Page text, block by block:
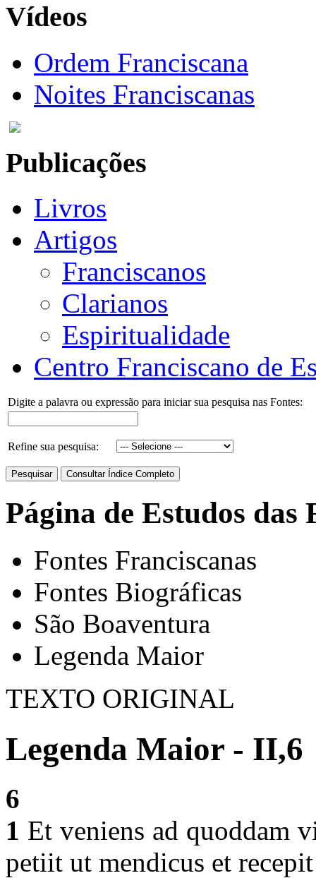
Vídeos
Ordem Franciscana
Noites Franciscanas
Publicações
Livros
Artigos
Franciscanos
Clarianos
Espiritualidade
Centro Franciscano de
Digite a palavra ou expressão para iniciar sua pesquisa nas Fontes:
Refine sua pesquisa:
Página de Estudos das
Fontes Franciscanas
Fontes Biográficas
São Boaventura
Legenda Maior
TEXTO ORIGINAL
Legenda Maior - II,6
6
1 Et veniens ad quoddam
petiit ut mendicus et